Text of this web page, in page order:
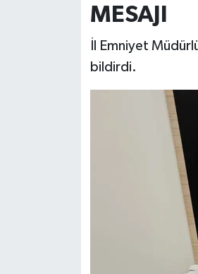
MESAJI
İl Emniyet
bildirdi.
Yemek Tarifleri